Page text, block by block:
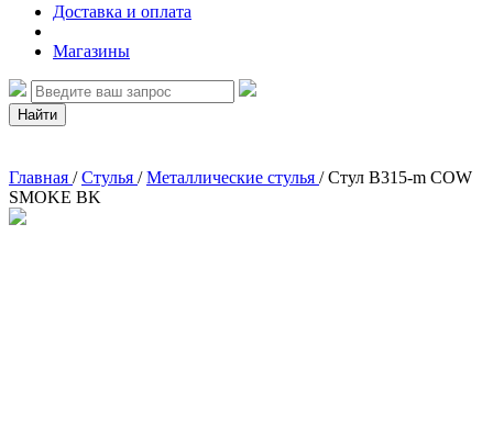
Доставка и оплата
Магазины
Найти
Главная / Стулья / Металлические стулья / Стул B315-m COW
SMOKE BK